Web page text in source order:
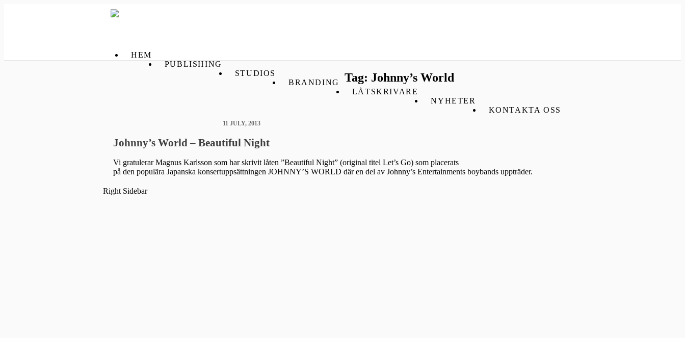
HEM
PUBLISHING
STUDIOS
BRANDING
LÅTSKRIVARE
NYHETER
KONTAKTA OSS
Tag: Johnny’s World
11 JULY, 2013
Johnny’s World – Beautiful Night
Vi gratulerar Magnus Karlsson som har skrivit låten ”Beautiful Night” (original titel Let’s Go) som placerats
på den populära Japanska konsertuppsättningen JOHNNY’S WORLD där en del av Johnny’s Entertainments boybands uppträder.
Right Sidebar